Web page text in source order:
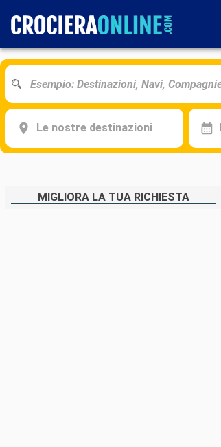
Le nostre destinazioni
MIGLIORA LA TUA RICHIESTA